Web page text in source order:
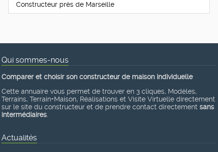
Constructeur près de Marseille
Qui sommes-nous
Comparer et choisir son constructeur de maison individuelle
Cette annuaire vous permet de trouver en 3 cliques, Modèles,
Terrains, Terrain+Maison, Réalisations et Visite Virtuelle directement
sur le site du constructeur et de prendre contact directement sans
intermédiaires
Actualités